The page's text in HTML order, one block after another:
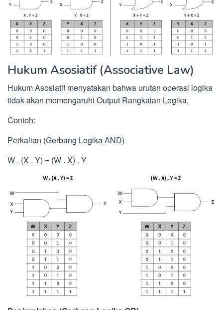
Hukum Asosiatif (Associative Law)
Hukum Asosiatif menyatakan bahwa urutan operasi logika
tidak akan memengaruhi Output Rangkaian Logika.
Contoh:
Perkalian (Gerbang Logika AND)
W . (X . Y) = (W . X) . Y